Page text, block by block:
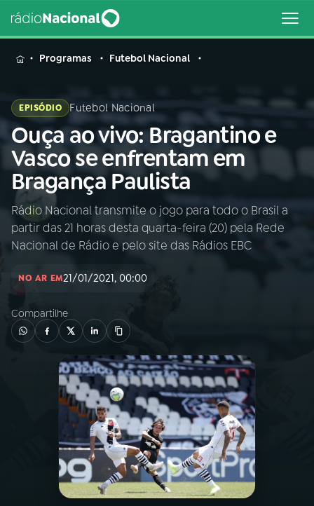
MENU
Buscar
na
Rádio
Nacional
Buscar
AO VIVO
PROGRAMAS
PODCASTS
VIDEOCASTS
Programas Futebol Nacional
EPISÓDIO Futebol Nacional
Ouça ao vivo: Bragantino e
Vasco se enfrentam em
Bragança Paulista
Rádio Nacional transmite o jogo para todo o Brasil a
partir das 21 horas desta quarta-feira (20) pela Rede
Nacional de Rádio e pelo site das Rádios EBC
NO AR EM21/01/2021, 00:00
Compartilhe